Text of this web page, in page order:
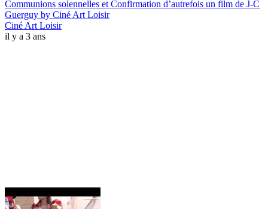
Communions solennelles et Confirmation d’autrefois un film de J-C
Guerguy by Ciné Art Loisir
Ciné Art Loisir
il y a 3 ans